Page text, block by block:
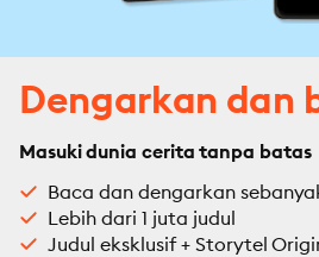
Dengarkan dan
Masuki dunia cerita tanpa batas
Baca dan dengarkan
Lebih dari 1 juta judul
Judul eksklusif + Storytel